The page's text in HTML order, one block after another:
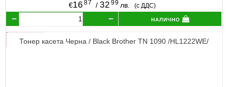
€16 87 / 32 99 лв. (с ДДС)
налично
Тонер касета Черна / Black Brother TN 1090 /HL1222WE/